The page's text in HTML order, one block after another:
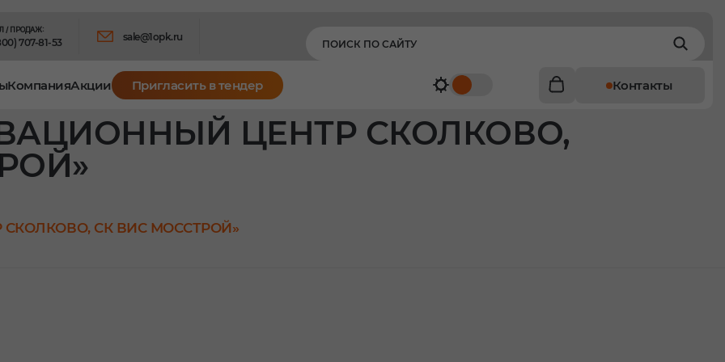
/ ПРОДАЖ:
707-81-53 sale@1opk.ru
КомпанияАкции Пригласить в тендер Контакты
ЦЕНТР СКОЛКОВО,
СК ВИС МОССТРОЙ»